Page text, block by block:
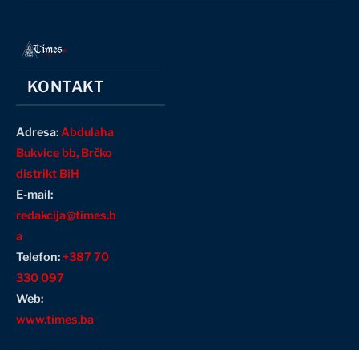
KONTAKT
Adresa:Abdulaha
Bukvice bb, Brčko
distrikt BiH
E-mail:
redakcija@times.b
a
Telefon:+387 70
330 097
Web:
www.times.ba